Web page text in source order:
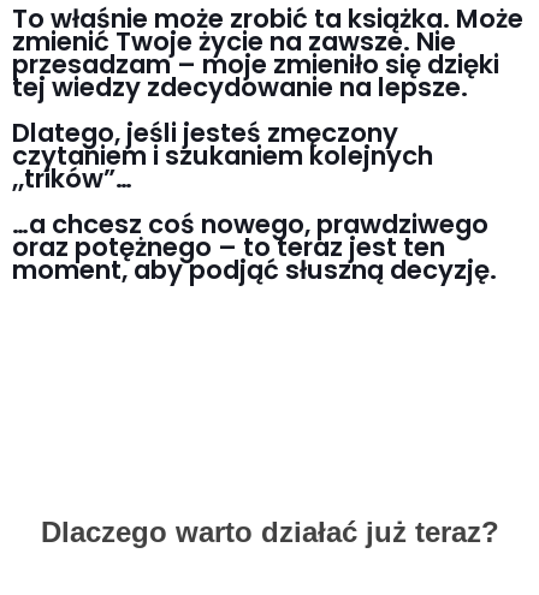
To właśnie może zrobić ta książka. Może
zmienić Twoje życie na zawsze. Nie
przesadzam – moje zmieniło się dzięki
tej wiedzy zdecydowanie na lepsze.
Dlatego, jeśli jesteś zmęczony
czytaniem i szukaniem kolejnych
,,trików”…
…a chcesz coś nowego, prawdziwego
oraz potężnego – to teraz jest ten
moment, aby podjąć słuszną decyzję.
Dlaczego warto działać już teraz?